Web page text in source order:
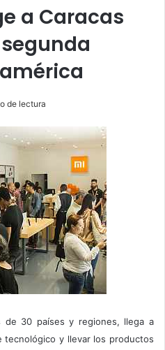
a Caracas
de lectura
de 30 países y regiones, llega a
tecnológico y llevar los productos